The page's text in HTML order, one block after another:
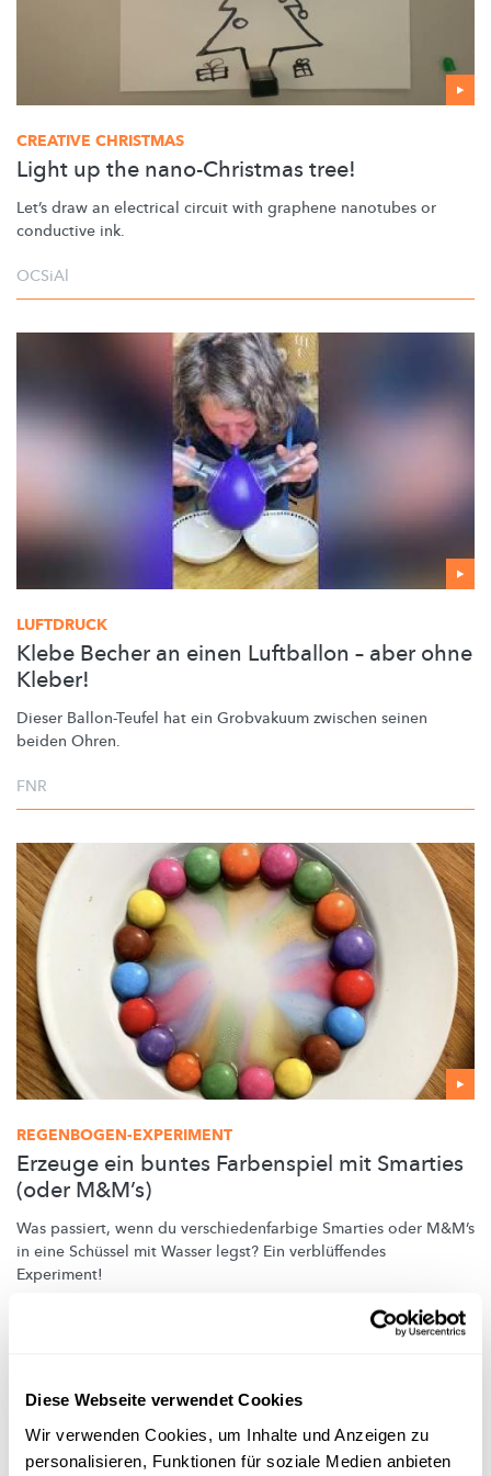
Diese Webseite verwendet Cookies
Wir verwenden Cookies, um Inhalte und Anzeigen zu
personalisieren, Funktionen für soziale Medien anbieten
CREATIVE CHRISTMAS
Light up the nano-Christmas tree!
Let’s draw an electrical circuit with graphene nanotubes or
conductive ink.
OCSiAl
LUFTDRUCK
Klebe Becher an einen Luftballon – aber ohne
Kleber!
Dieser Ballon-Teufel hat ein Grobvakuum zwischen seinen
beiden Ohren.
FNR
REGENBOGEN-EXPERIMENT
Erzeuge ein buntes Farbenspiel mit Smarties
(oder M&M’s)
Was passiert, wenn du verschiedenfarbige Smarties oder M&M’s
in eine Schüssel mit Wasser legst? Ein verblüffendes
Experiment!